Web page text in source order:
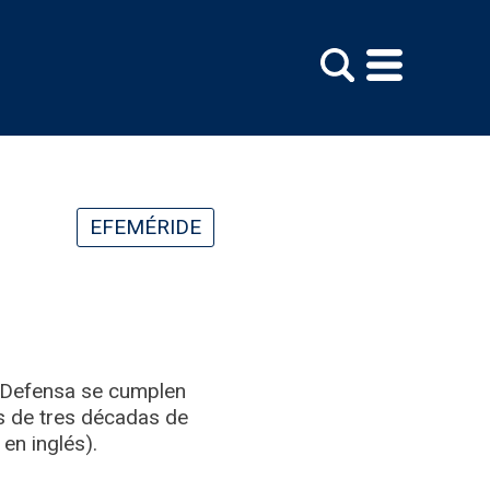
EFEMÉRIDE
se cumplen
de tres décadas de
inglés).